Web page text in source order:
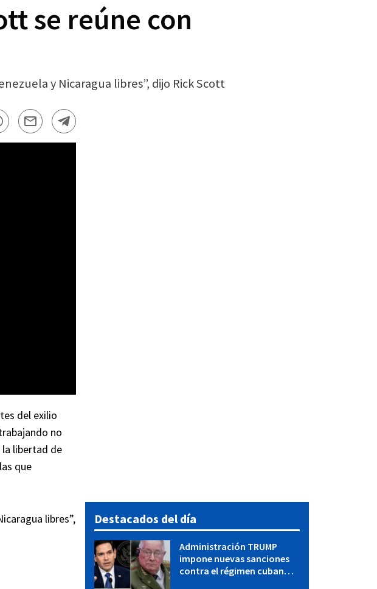
se reúne con
y Nicaragua libres”, dijo Rick Scott
del exilio
no
la libertad de
que
libres”,
Destacados del día
Administración TRUMP
impone nuevas sanciones
contra el régimen cubano: